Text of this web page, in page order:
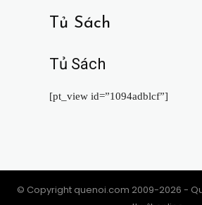
Tủ Sách
Tủ Sách
[pt_view id=”1094adblcf”]
© Copyright quenoi.com 2009-2026 -